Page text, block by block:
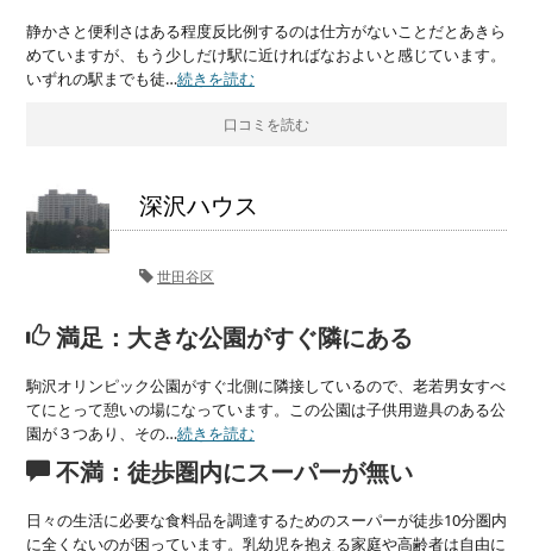
静かさと便利さはある程度反比例するのは仕方がないことだとあきら
めていますが、もう少しだけ駅に近ければなおよいと感じています。
いずれの駅までも徒…続きを読む
口コミを読む
深沢ハウス
世田谷区
満足：大きな公園がすぐ隣にある
駒沢オリンピック公園がすぐ北側に隣接しているので、老若男女すべ
てにとって憩いの場になっています。この公園は子供用遊具のある公
園が３つあり、その…続きを読む
不満：徒歩圏内にスーパーが無い
日々の生活に必要な食料品を調達するためのスーパーが徒歩10分圏内
に全くないのが困っています。乳幼児を抱える家庭や高齢者は自由に